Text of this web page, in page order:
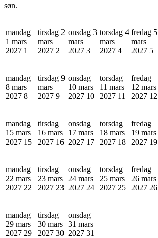
søn.
mandag
1 mars
2027 1
tirsdag 2
mars
2027 2
onsdag 3
mars
2027 3
torsdag 4
mars
2027 4
fredag 5
mars
2027 5
mandag
8 mars
2027 8
tirsdag 9
mars
2027 9
onsdag
10 mars
2027 10
torsdag
11 mars
2027 11
fredag
12 mars
2027 12
mandag
15 mars
2027 15
tirsdag
16 mars
2027 16
onsdag
17 mars
2027 17
torsdag
18 mars
2027 18
fredag
19 mars
2027 19
mandag
22 mars
2027 22
tirsdag
23 mars
2027 23
onsdag
24 mars
2027 24
torsdag
25 mars
2027 25
fredag
26 mars
2027 26
mandag
29 mars
2027 29
tirsdag
30 mars
2027 30
onsdag
31 mars
2027 31